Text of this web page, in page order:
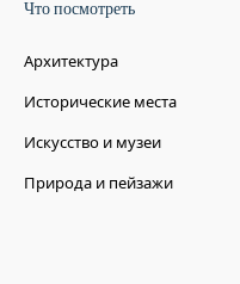
Что посмотреть
Архитектура
Исторические места
Искусство и музеи
Природа и пейзажи